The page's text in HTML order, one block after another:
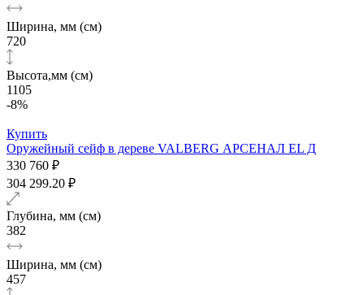
Ширина, мм (см)
720
Высота,мм (см)
1105
-8%
Купить
Оружейный сейф в дереве VALBERG АРСЕНАЛ EL Д
330 760 ₽
304 299.20 ₽
Глубина, мм (см)
382
Ширина, мм (см)
457